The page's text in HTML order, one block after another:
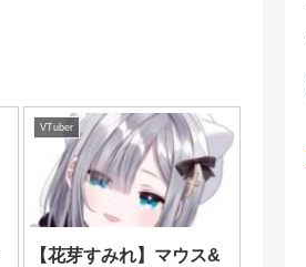
VTuber
【花芽すみれ】マウス&